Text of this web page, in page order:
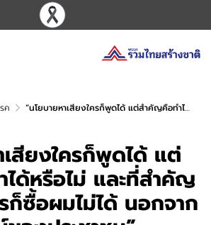
ค “นโยบายหาเสียงใครก็พูดได้ แต่สำคัญคือทำได้หรือไม่ และที่สำคัญที่สุดคือ ใครก็ซื้อผมไม่ได้ นอกจากผลประโยชน์ของประชาชน”
เสียงใครก็พูดได้ แต่
ด้หรือไม่ และที่สำคัญ
ก็ซื้อผมไม่ได้ นอกจาก